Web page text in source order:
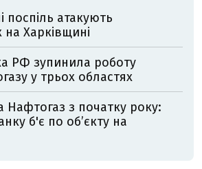
поспіль атакують
на Харківщині
РФ зупинила роботу
у трьох областях
Нафтогаз з початку року:
б'є по об’єкту на